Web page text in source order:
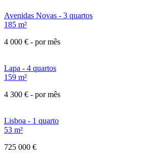
Avenidas Novas - 3 quartos
185 m²
4 000 € - por mês
Lapa - 4 quartos
159 m²
4 300 € - por mês
Lisboa - 1 quarto
53 m²
725 000 €